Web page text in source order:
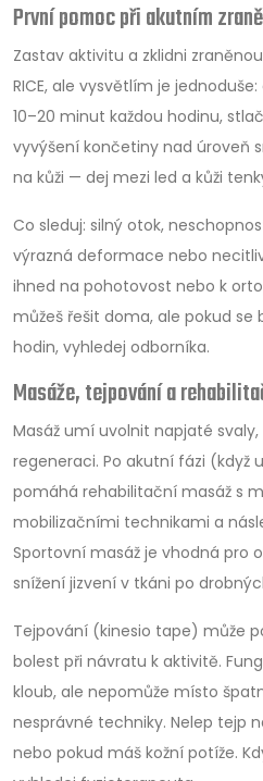
První pomoc při akutním
Zastav aktivitu a zklidni
RICE, ale vysvětlím je
10–20 minut každou hodinu,
vyvýšení končetiny nad úroveň
na kůži — dej mezi led a kůži
Co sleduj: silný otok,
výrazná deformace nebo
ihned na pohotovost nebo k
můžeš řešit doma, ale pokud se
hodin, vyhledej odborníka.
Masáže, tejpování a
Masáž umí uvolnit napjaté
regeneraci. Po akutní fázi (když
pomáhá rehabilitační masáž s
mobilizačními technikami a
Sportovní masáž je vhodná pro
snížení jizvení v tkáni po
Tejpování (kinesio tape) může
bolest při návratu k aktivitě.
kloub, ale nepomůže místo
nesprávné techniky. Nelep tejp
nebo pokud máš kožní potíže.